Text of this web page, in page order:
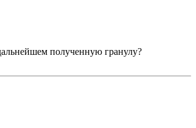
полученную гранулу?